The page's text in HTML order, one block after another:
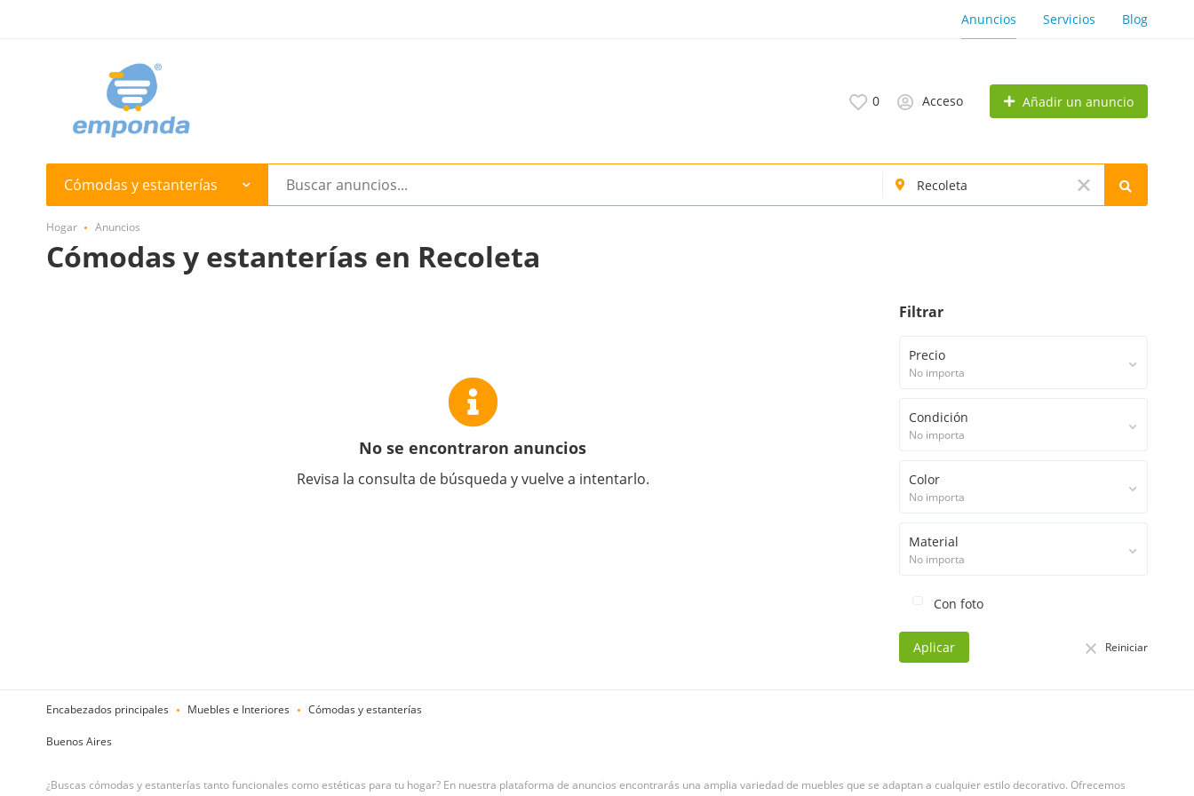
Anuncios Servicios Blog
0 Acceso Añadir un anuncio
Cómodas y estanterías
Hogar Anuncios
Cómodas y estanterías en Recoleta
No se encontraron anuncios
Revisa la consulta de búsqueda y vuelve a intentarlo.
Filtrar
Precio
No importa
Condición
No importa
Color
No importa
Material
No importa
Con foto
Aplicar Reiniciar
Encabezados principales Muebles e Interiores Cómodas y estanterías
Buenos Aires
¿Buscas cómodas y estanterías tanto funcionales como estéticas para tu hogar? En nuestra plataforma de anuncios encontrarás una amplia variedad de muebles que se adaptan a cualquier estilo decorativo. Ofrecemos